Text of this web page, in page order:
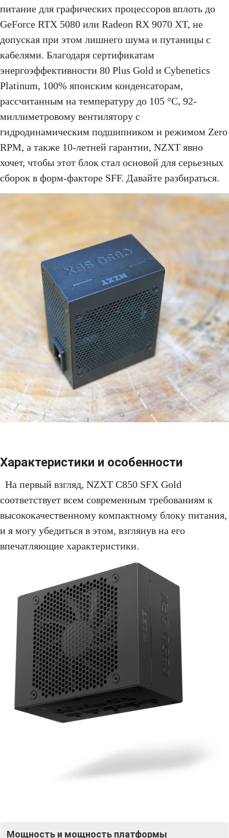
питание для графических процессоров вплоть до
GeForce RTX 5080 или Radeon RX 9070 XT, не
допуская при этом лишнего шума и путаницы с
кабелями. Благодаря сертификатам
энергоэффективности 80 Plus Gold и Cybenetics
Platinum, 100% японским конденсаторам,
рассчитанным на температуру до 105 °C, 92-
миллиметровому вентилятору с
гидродинамическим подшипником и режимом Zero
RPM, а также 10-летней гарантии, NZXT явно
хочет, чтобы этот блок стал основой для серьезных
сборок в форм-факторе SFF. Давайте разбираться.
Характеристики и особенности
На первый взгляд, NZXT C850 SFX Gold
соответствует всем современным требованиям к
высококачественному компактному блоку питания,
и я могу убедиться в этом, взглянув на его
впечатляющие характеристики.
Мощность и мощность платформы